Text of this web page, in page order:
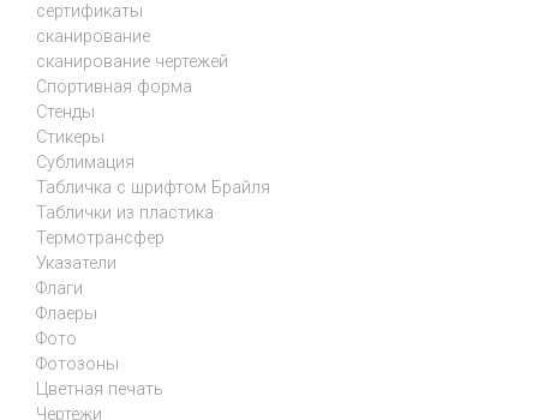
сертификаты
сканирование
сканирование чертежей
Спортивная форма
Стенды
Стикеры
Сублимация
Табличка с шрифтом Брайля
Таблички из пластика
Термотрансфер
Указатели
Флаги
Флаеры
Фото
Фотозоны
Цветная печать
Чертежи